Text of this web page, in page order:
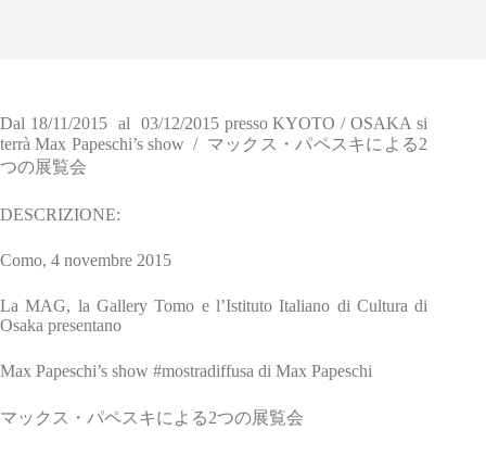
Dal 18/11/2015 al 03/12/2015 presso KYOTO / OSAKA si
terrà Max Papeschi’s show / マックス・パペスキによる2
つの展覧会
DESCRIZIONE:
Como, 4 novembre 2015
La MAG, la Gallery Tomo e l’Istituto Italiano di Cultura di
Osaka presentano
Max Papeschi’s show #mostradiffusa di Max Papeschi
マックス・パペスキによる2つの展覧会